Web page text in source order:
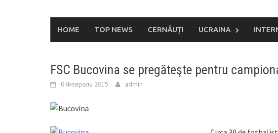
HOME TOP NEWS CERNĂUȚI UCRAINA
FSC Bucovina se pregăteşte pentru
6 Февраль 2015 admin